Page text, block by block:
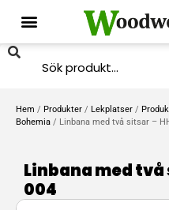
Hem / Produkter / Lekplatser /
Bohemia / Linbana med två sitsar –
Linbana med två
004